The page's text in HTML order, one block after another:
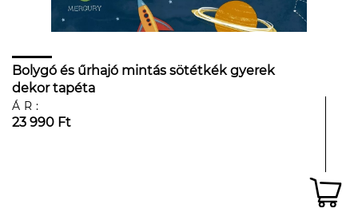
Bolygó és űrhajó mintás sötétkék gyerek
dekor tapéta
ÁR:
23 990 Ft